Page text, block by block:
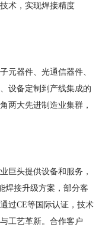
术，实现焊接精度
元器件、光通信器件、
设备定制到产线集成的
两大先进制造业集群，
巨头提供设备和服务，
焊接升级方案，部分客
过CE等国际认证，技术
工艺革新。合作客户